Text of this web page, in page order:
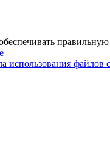
правильную
использования файлов